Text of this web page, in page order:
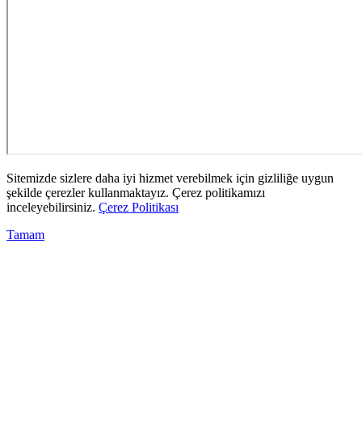
Sitemizde sizlere daha iyi hizmet verebilmek için gizliliğe uygun
şekilde çerezler kullanmaktayız. Çerez politikamızı
inceleyebilirsiniz. Çerez Politikası
Tamam